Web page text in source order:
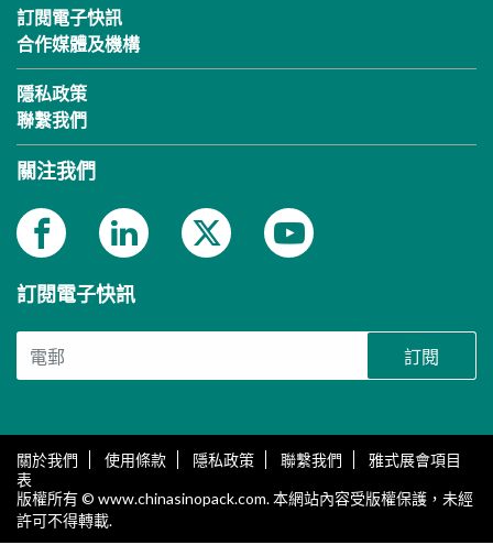
訂閱電子快訊
合作媒體及機構
隱私政策
聯繫我們
關注我們
訂閱電子快訊
訂閱
關於我們 使用條款 隱私政策 聯繫我們
雅式展會項目
表
版權所有 © www.chinasinopack.com. 本網站內容受版權保護，未經
許可不得轉載.